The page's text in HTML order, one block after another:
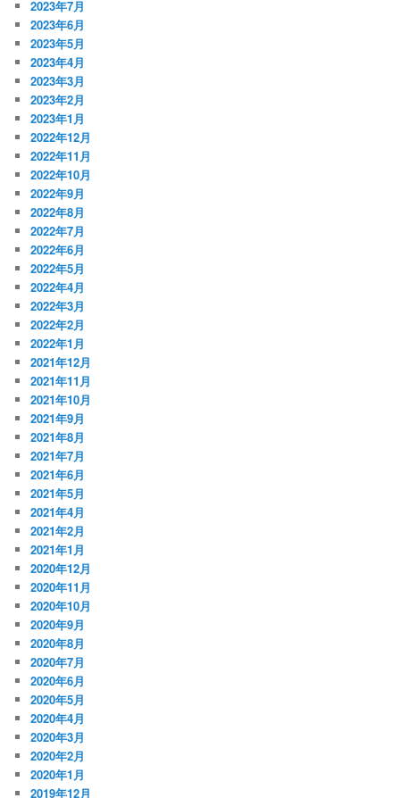
2023年7月
2023年6月
2023年5月
2023年4月
2023年3月
2023年2月
2023年1月
2022年12月
2022年11月
2022年10月
2022年9月
2022年8月
2022年7月
2022年6月
2022年5月
2022年4月
2022年3月
2022年2月
2022年1月
2021年12月
2021年11月
2021年10月
2021年9月
2021年8月
2021年7月
2021年6月
2021年5月
2021年4月
2021年2月
2021年1月
2020年12月
2020年11月
2020年10月
2020年9月
2020年8月
2020年7月
2020年6月
2020年5月
2020年4月
2020年3月
2020年2月
2020年1月
2019年12月